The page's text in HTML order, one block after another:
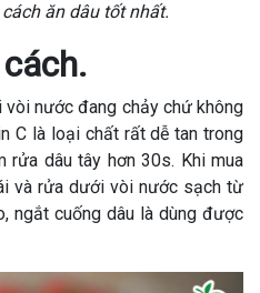
ăn dâu tốt nhất.
nước đang chảy chứ không
C là loại chất rất dễ tan trong
rửa dâu tây hơn 30s. Khi mua
và rửa dưới vòi nước sạch từ
ngắt cuống dâu là dùng được